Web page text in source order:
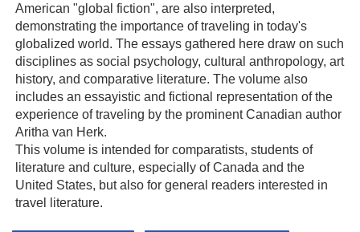
American "global fiction", are also interpreted,
demonstrating the importance of traveling in today's
globalized world. The essays gathered here draw on such
disciplines as social psychology, cultural anthropology, art
history, and comparative literature. The volume also
includes an essayistic and fictional representation of the
experience of traveling by the prominent Canadian author
Aritha van Herk.
This volume is intended for comparatists, students of
literature and culture, especially of Canada and the
United States, but also for general readers interested in
travel literature.